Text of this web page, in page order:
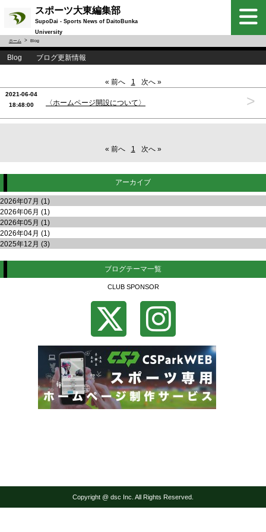
スポーツ大東編集部
SupoDai - Sports News of DaitoBunka
University
ホーム Blog
Blog ブログ更新情報
« 前へ 1 次へ »
2021-06-04
18:48:00
〈ホームページ開設について〉 >
« 前へ 1 次へ »
アーカイブ
2026年07月 (1)
2026年06月 (1)
2026年05月 (1)
2026年04月 (1)
2025年12月 (3)
ブログテーマ一覧
CLUB SPONSOR
Copyright @ dsc Inc. All Rights Reserved.